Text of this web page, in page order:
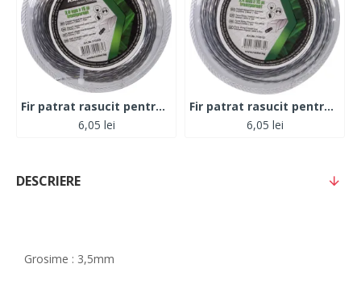
Fir patrat rasucit pentru motocoase 2.0mm х 15m transparent
6,05 lei
Fir patrat rasucit pentru motocoase 2.4mm х 15m transparent
6,05 lei
DESCRIERE
Grosime : 3,5mm